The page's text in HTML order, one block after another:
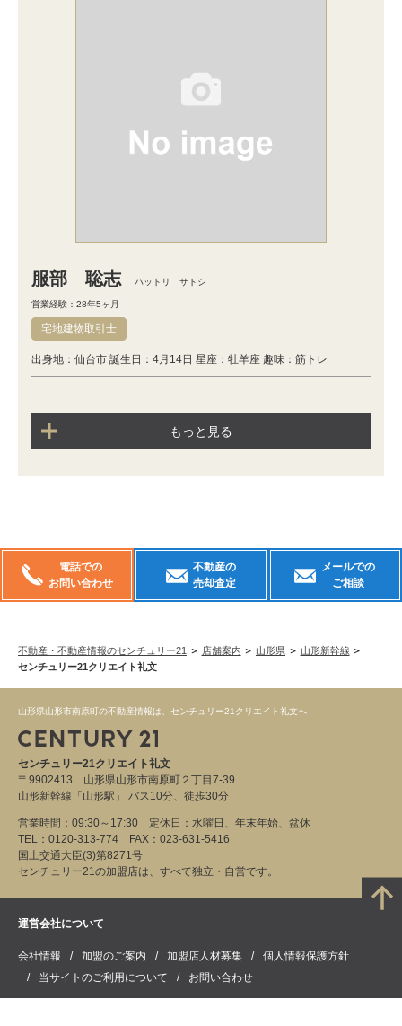
服部 聡志 ハットリ サトシ
営業経験：28年5ヶ月
宅地建物取引士
出身地：仙台市 誕生日：4月14日 星座：牡羊座 趣味：筋トレ
もっと見る
電話での
お問い合わせ
不動産の
売却査定
メールでの
ご相談
不動産・不動産情報のセンチュリー21 店舗案内 山形県
山形新幹線
センチュリー21クリエイト礼文
山形県山形市南原町の不動産情報は、センチュリー21クリエイト礼文へ
センチュリー21クリエイト礼文
〒9902413 山形県山形市南原町２丁目7-39
山形新幹線「山形駅」 バス10分、徒歩30分
営業時間：09:30～17:30 定休日：水曜日、年末年始、盆休
TEL：0120-313-774 FAX：023-631-5416
国土交通大臣(3)第8271号
センチュリー21の加盟店は、すべて独立・自営です。
運営会社について
会社情報 加盟のご案内 加盟店人材募集
個人情報保護方針
当サイトのご利用について
お問い合わせ